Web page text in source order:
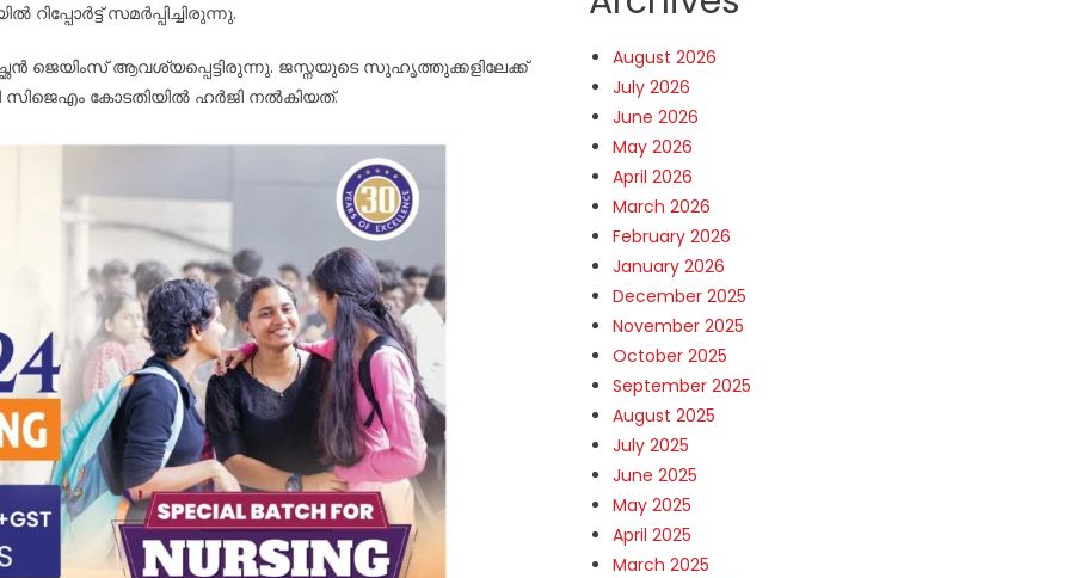
സമർപ്പിച്ചിരുന്നു.
ജെയിംസ് ആവശ്യപ്പെട്ടിരുന്നു. ജസ്നയുടെ സുഹൃത്തുക്കളിലേക്ക്
സിജെഎം കോടതിയിൽ ഹർജി നൽകിയത്.
August 2026
July 2026
June 2026
May 2026
April 2026
March 2026
February 2026
January 2026
December 2025
November 2025
October 2025
September 2025
August 2025
July 2025
June 2025
May 2025
April 2025
March 2025